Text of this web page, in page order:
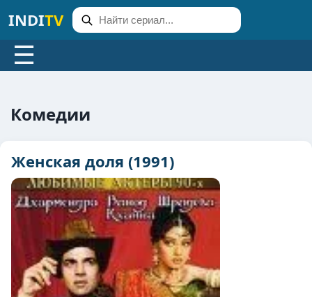
INDITV
☰
Комедии
Женская доля (1991)